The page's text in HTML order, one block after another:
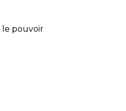
pouvoir